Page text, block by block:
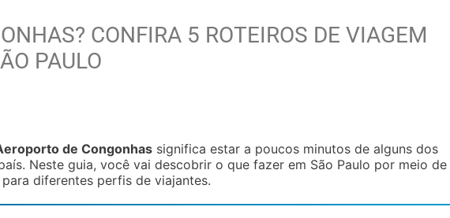
CONFIRA 5 ROTEIROS DE VIAGEM
PAULO
de Congonhas significa estar a poucos minutos de alguns dos
Neste guia, você vai descobrir o que fazer em São Paulo por meio de
diferentes perfis de viajantes.